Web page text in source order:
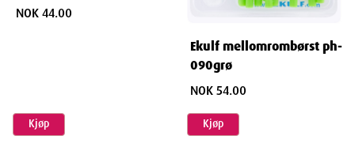
NOK 44.00
Kjøp
Ekulf mellomrombørst ph-
090grø
NOK 54.00
Kjøp